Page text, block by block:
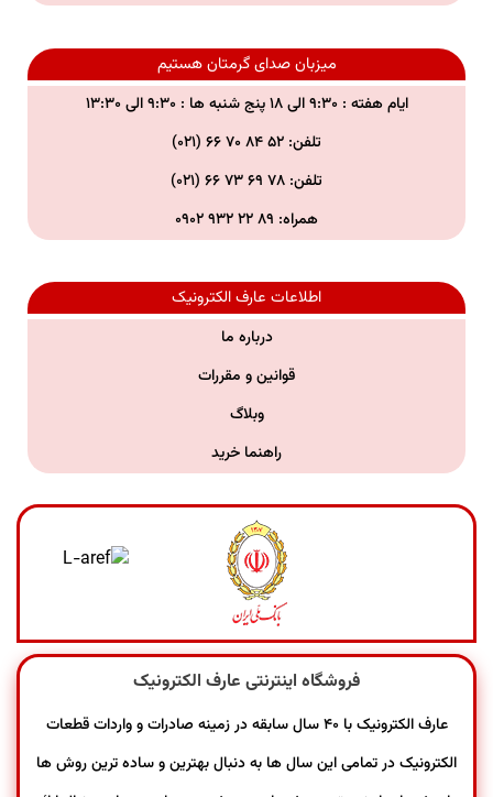
میزبان صدای گرمتان هستیم
ایام هفته : ۹:۳۰ الی ۱۸ پنج شنبه ها : ۹:۳۰ الی ۱۳:۳۰
تلفن: ۵۲ ۸۴ ۷۰ ۶۶ (۰۲۱)
تلفن: ۷۸ ۶۹ ۷۳ ۶۶ (۰۲۱)
همراه:
اطلاعات عارف الکترونیک
درباره ما
قوانین و مقررات
وبلاگ
راهنما خرید
فروشگاه اینترنتی عارف الکترونیک
عارف الکترونیک با ۴۰ سال سابقه در زمینه صادرات و واردات قطعات
الکترونیک در تمامی این سال ها به دنبال بهترین و ساده ترین روش ها